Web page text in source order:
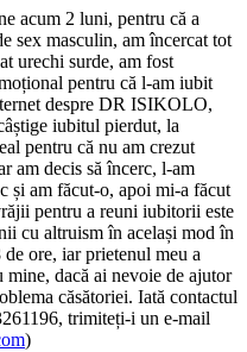
acum 2 luni, pentru că a
sex masculin, am încercat tot
urechi surde, am fost
pentru că l-am iubit
despre DR ISIKOLO,
iubitul pierdut, la
pentru că nu am crezut
am decis să încerc, l-am
și am făcut-o, apoi mi-a făcut
pentru a reuni iubitorii este
cu altruism în același mod în
ore, iar prietenul meu a
dacă ai nevoie de ajutor
căsătoriei. Iată contactul
trimiteți-i un e-mail
)